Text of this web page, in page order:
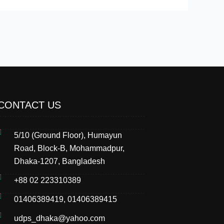
US
5/10 (Ground Floor), Humayun
Road, Block-B, Mohammadpur,
Dhaka-1207, Bangladesh
+88 02 223310389
01406389419, 01406389415
udps_dhaka@yahoo.com